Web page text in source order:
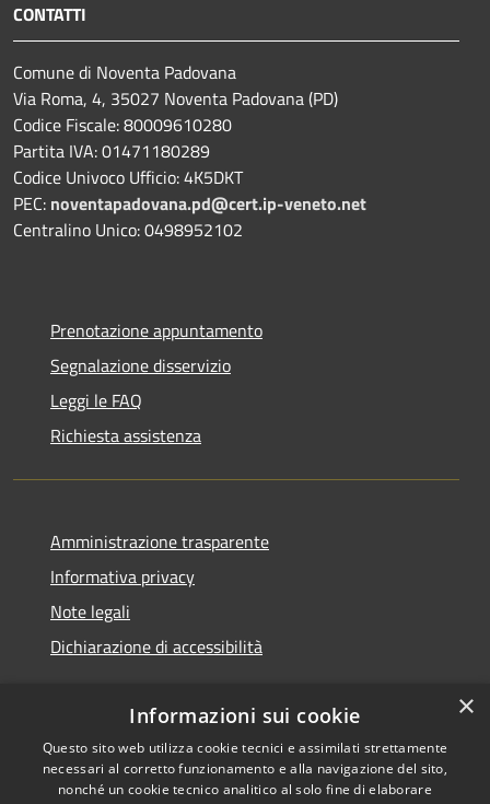
CONTATTI
Comune di Noventa Padovana
Via Roma, 4, 35027 Noventa Padovana (PD)
Codice Fiscale: 80009610280
Partita IVA: 01471180289
Codice Univoco Ufficio: 4K5DKT
PEC: noventapadovana.pd@cert.ip-veneto.net
Centralino Unico: 0498952102
Prenotazione appuntamento
Segnalazione disservizio
Leggi le FAQ
Richiesta assistenza
Amministrazione trasparente
Informativa privacy
Note legali
Dichiarazione di accessibilità
RSS
Accessibilità
Copyright © 2026 • Comune di
Noventa Padovana • Powered
×
Informazioni sui cookie
Questo sito web utilizza cookie tecnici e assimilati strettamente
necessari al corretto funzionamento e alla navigazione del sito,
nonché un cookie tecnico analitico al solo fine di elaborare